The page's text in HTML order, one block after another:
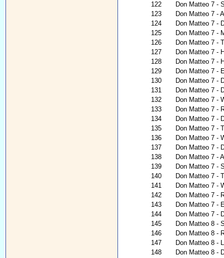
122
Don Matteo 7 -
123
Don Matteo 7 -
124
Don Matteo 7 -
125
Don Matteo 7 -
126
Don Matteo 7 -
127
Don Matteo 7 -
128
Don Matteo 7 -
129
Don Matteo 7 -
130
Don Matteo 7 -
131
Don Matteo 7 -
132
Don Matteo 7 -
133
Don Matteo 7 -
134
Don Matteo 7 -
135
Don Matteo 7 -
136
Don Matteo 7 -
137
Don Matteo 7 -
138
Don Matteo 7 -
139
Don Matteo 7 -
140
Don Matteo 7 -
141
Don Matteo 7 -
142
Don Matteo 7 -
143
Don Matteo 7 -
144
Don Matteo 7 -
145
Don Matteo 8 -
146
Don Matteo 8 -
147
Don Matteo 8 -
148
Don Matteo 8 -